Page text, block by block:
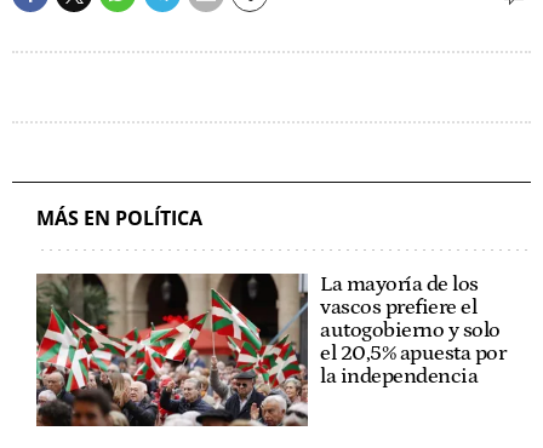
MÁS EN POLÍTICA
La mayoría de los
vascos prefiere el
autogobierno y solo
el 20,5% apuesta por
la independencia